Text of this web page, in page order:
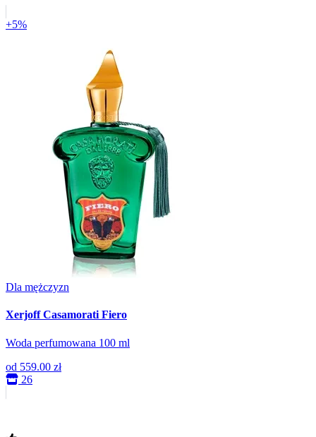
+5%
Dla mężczyzn
Xerjoff Casamorati Fiero
Woda perfumowana 100 ml
od 559.00 zł
26